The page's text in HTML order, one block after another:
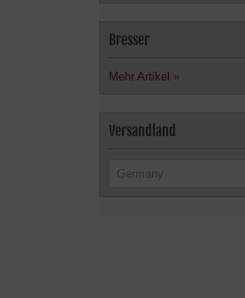
Bresser
Mehr Artikel »
Versandland
Germany